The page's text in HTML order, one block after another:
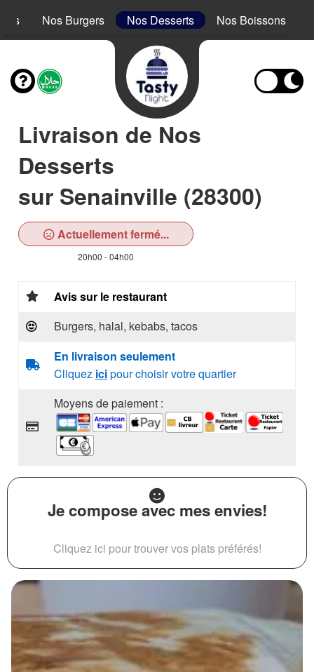
Nos Burgers Nos Desserts Nos Boissons
Livraison de Nos
Desserts
sur Senainville (28300)
Actuellement fermé...
20h00 - 04h00
Avis sur le restaurant
Burgers, halal, kebabs, tacos
En livraison seulement
Cliquez icipour choisir votre quartier
Moyens de paiement :
Je compose avec mes envies!
Cliquez ici pour trouver vos plats préférés!